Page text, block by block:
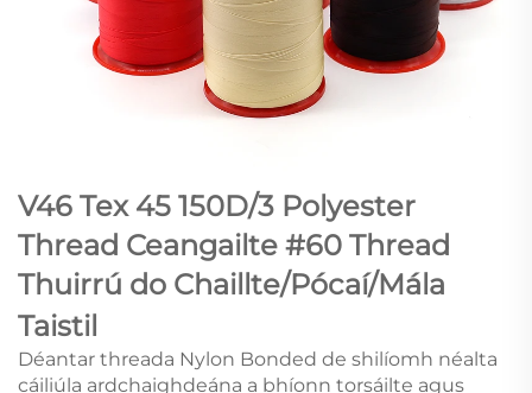
V46 Tex 45 150D/3 Polyester
Thread Ceangailte #60 Thread
Thuirrú do Chaillte/Pócaí/Mála
Taistil
Déantar threada Nylon Bonded de shilíomh néalta
cáiliúla ardchaighdeána a bhíonn torsáilte agus